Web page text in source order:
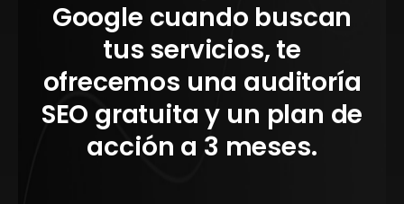
Google cuando buscan
tus servicios, te
ofrecemos una auditoría
SEO gratuita y un plan de
acción a 3 meses.